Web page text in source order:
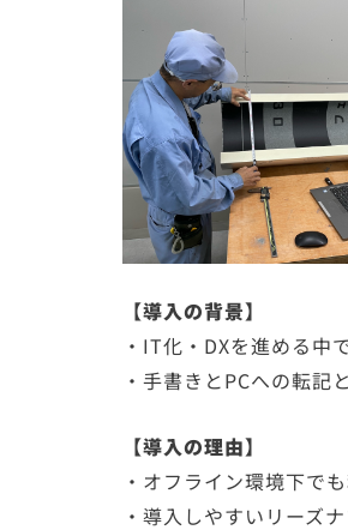
【導入の背景】
・IT化・DXを進める中
・手書きとPCへの転記
【導入の理由】
・オフライン環境下で
・導入しやすいリーズ